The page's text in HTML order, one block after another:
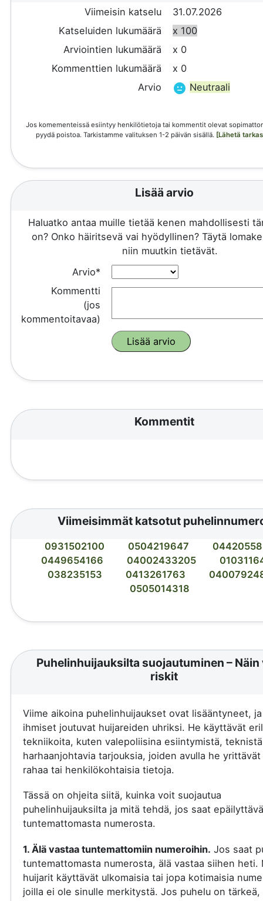
Viimeisin katselu
31.07.2026
Katseluiden lukumäärä
x 100
Arviointien lukumäärä
x 0
Kommenttien lukumäärä
x 0
Arvio
Neutraali
Jos komementeissä esiintyy henkilötietoja tai kommentit olevat
pyydä poistoa. Tarkistamme valituksen 1-2 päivän sisällä. [Lähetä
Lisää arvio
Haluatko antaa muille tietää kenen mahdollisesti
on? Onko häiritsevä vai hyödyllinen? Täytä
niin muutkin tietävät.
Arvio*
Kommentti
(jos
kommentoitavaa)
Kommentit
Viimeisimmät katsotut
0931502100 0504219647
0449654166
04002433205
038235153
0413261763
0505014318
Puhelinhuijauksilta suojautuminen – Näin
riskit
Viime aikoina puhelinhuijaukset ovat lisääntyneet,
ihmiset joutuvat huijareiden uhriksi. He käyttävät
tekniikoita, kuten valepoliisina esiintymistä,
harhaanjohtavia tarjouksia, joiden avulla he yrittävät
rahaa tai henkilökohtaisia tietoja.
Tässä on ohjeita siitä, kuinka voit suojautua
puhelinhuijauksilta ja mitä tehdä, jos saat
tuntemattomasta numerosta.
1. Älä vastaa tuntemattomiin numeroihin. Jos saat
tuntemattomasta numerosta, älä vastaa siihen heti.
huijarit käyttävät ulkomaisia tai jopa kotimaisia
joilla ei ole sinulle merkitystä. Jos puhelu on